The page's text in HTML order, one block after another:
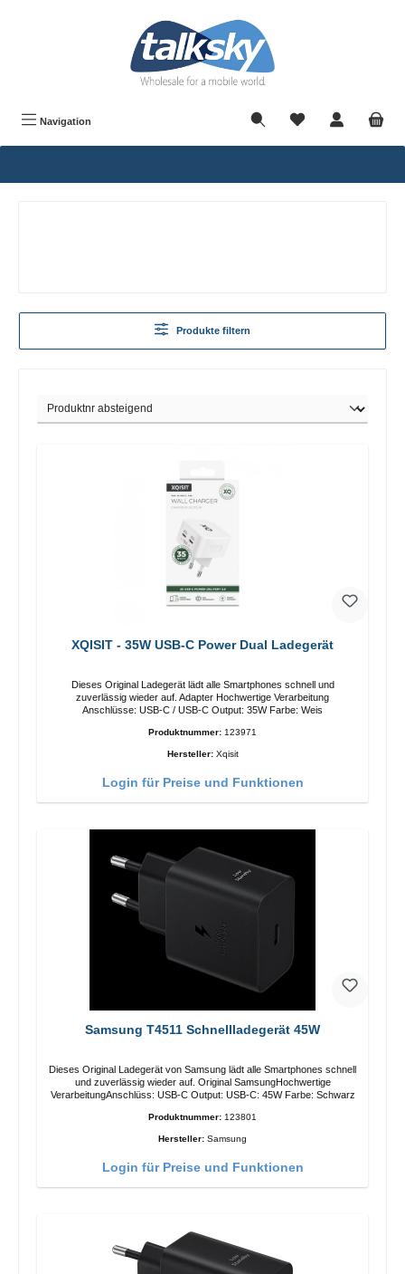
Navigation
Produkte filtern
XQISIT - 35W USB-C Power Dual Ladegerät
Dieses Original Ladegerät lädt alle Smartphones schnell und
zuverlässig wieder auf. Adapter Hochwertige Verarbeitung
Anschlüsse: USB-C / USB-C Output: 35W Farbe: Weis
Produktnummer: 123971
Hersteller: Xqisit
Login für Preise und Funktionen
Samsung T4511 Schnellladegerät 45W
Dieses Original Ladegerät von Samsung lädt alle Smartphones schnell
und zuverlässig wieder auf. Original SamsungHochwertige
VerarbeitungAnschlüss: USB-C Output: USB-C: 45W Farbe: Schwarz
Produktnummer: 123801
Hersteller: Samsung
Login für Preise und Funktionen